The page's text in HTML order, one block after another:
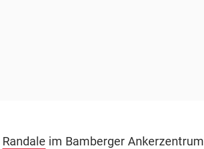
Randale im Bamberger Ankerzentrum